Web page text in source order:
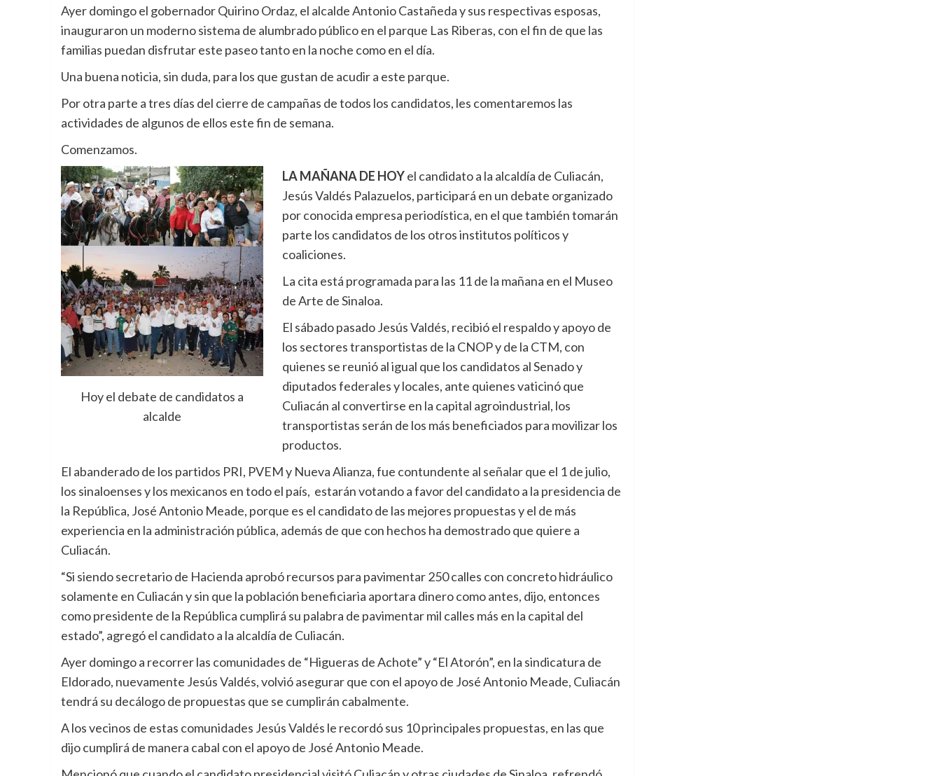
Ayer domingo el gobernador Quirino Ordaz, el alcalde Antonio Castañeda y sus respectivas esposas,
inauguraron un moderno sistema de alumbrado público en el parque Las Riberas, con el fin de que las
familias puedan disfrutar este paseo tanto en la noche como en el día.
Una buena noticia, sin duda, para los que gustan de acudir a este parque.
Por otra parte a tres días del cierre de campañas de todos los candidatos, les comentaremos las
actividades de algunos de ellos este fin de semana.
Comenzamos.
Hoy el debate de candidatos a
alcalde
LA MAÑANA DE HOYel candidato a la alcaldía de Culiacán,
Jesús Valdés Palazuelos, participará en un debate organizado
por conocida empresa periodística, en el que también tomarán
parte los candidatos de los otros institutos políticos y
coaliciones.
La cita está programada para las 11 de la mañana en el Museo
de Arte de Sinaloa.
El sábado pasado Jesús Valdés, recibió el respaldo y apoyo de
los sectores transportistas de la CNOP y de la CTM, con
quienes se reunió al igual que los candidatos al Senado y
diputados federales y locales, ante quienes vaticinó que
Culiacán al convertirse en la capital agroindustrial, los
transportistas serán de los más beneficiados para movilizar los
productos.
El abanderado de los partidos PRI, PVEM y Nueva Alianza, fue contundente al señalar que el 1 de julio,
los sinaloenses y los mexicanos en todo el país, estarán votando a favor del candidato a la presidencia de
la República, José Antonio Meade, porque es el candidato de las mejores propuestas y el de más
experiencia en la administración pública, además de que con hechos ha demostrado que quiere a
Culiacán.
“Si siendo secretario de Hacienda aprobó recursos para pavimentar 250 calles con concreto hidráulico
solamente en Culiacán y sin que la población beneficiaria aportara dinero como antes, dijo, entonces
como presidente de la República cumplirá su palabra de pavimentar mil calles más en la capital del
estado”, agregó el candidato a la alcaldía de Culiacán.
Ayer domingo a recorrer las comunidades de “Higueras de Achote” y “El Atorón”, en la sindicatura de
Eldorado, nuevamente Jesús Valdés, volvió asegurar que con el apoyo de José Antonio Meade, Culiacán
tendrá su decálogo de propuestas que se cumplirán cabalmente.
A los vecinos de estas comunidades Jesús Valdés le recordó sus 10 principales propuestas, en las que
dijo cumplirá de manera cabal con el apoyo de José Antonio Meade.